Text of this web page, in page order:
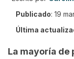
Publicado: 19
Última
La mayoría de